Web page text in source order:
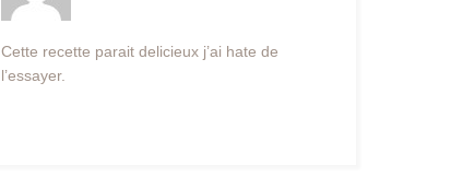
Cette recette parait delicieux j’ai hate de
l’essayer.